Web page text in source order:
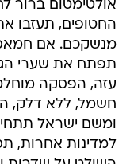
אולטימטום ברור
החטופים, תעזבו
מנשקכם. אם חמאס
תפתח את שערי
עזה, הפסקה
חשמל, ללא דלק,
ומשם ישראל
למדינות אחרות,